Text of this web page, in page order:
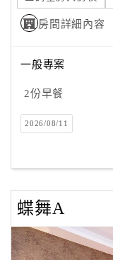
查
詢
房
Q&A
訂
房
房間詳細內容
一般專案
2份早餐
2026/08/11
蝶舞A